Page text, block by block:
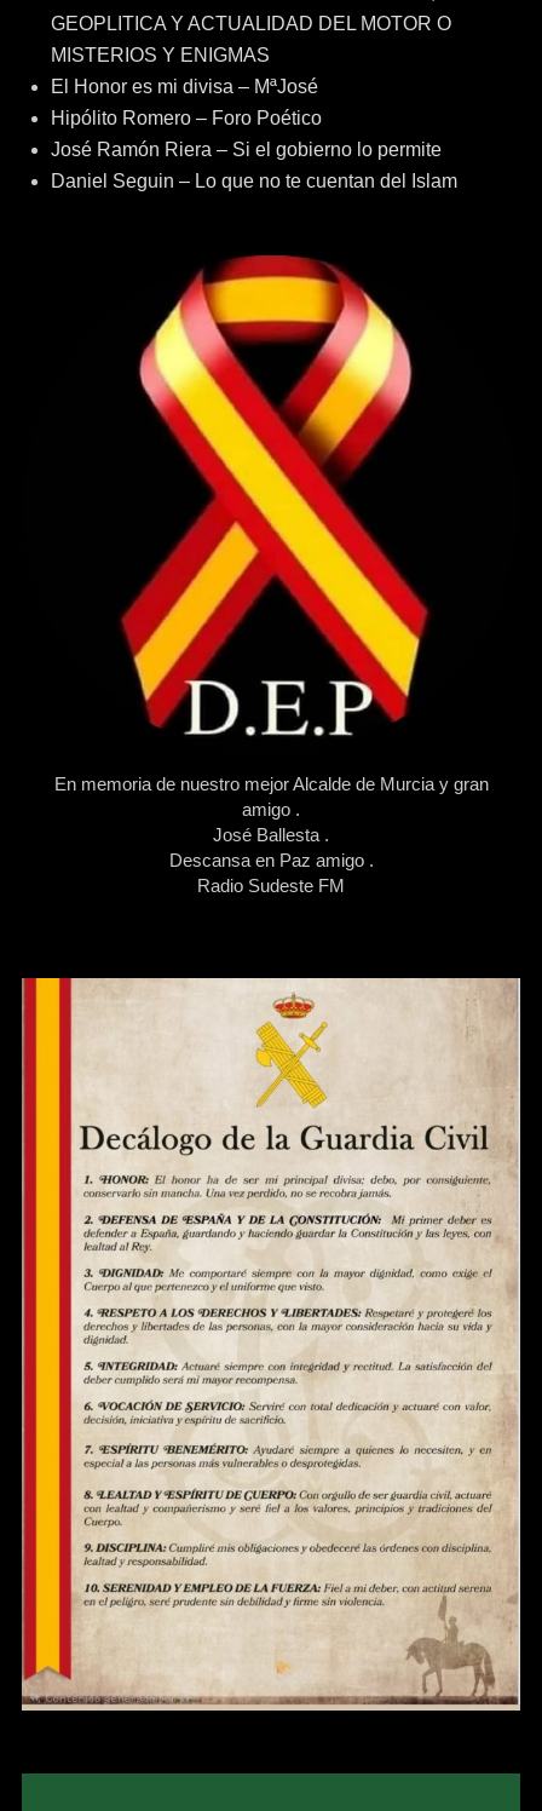
GEOPLITICA Y ACTUALIDAD DEL MOTOR O
MISTERIOS Y ENIGMAS
El Honor es mi divisa – MªJosé
Hipólito Romero – Foro Poético
José Ramón Riera – Si el gobierno lo permite
Daniel Seguin – Lo que no te cuentan del Islam
En memoria de nuestro mejor Alcalde de Murcia y gran
amigo .
José Ballesta .
Descansa en Paz amigo .
Radio Sudeste FM